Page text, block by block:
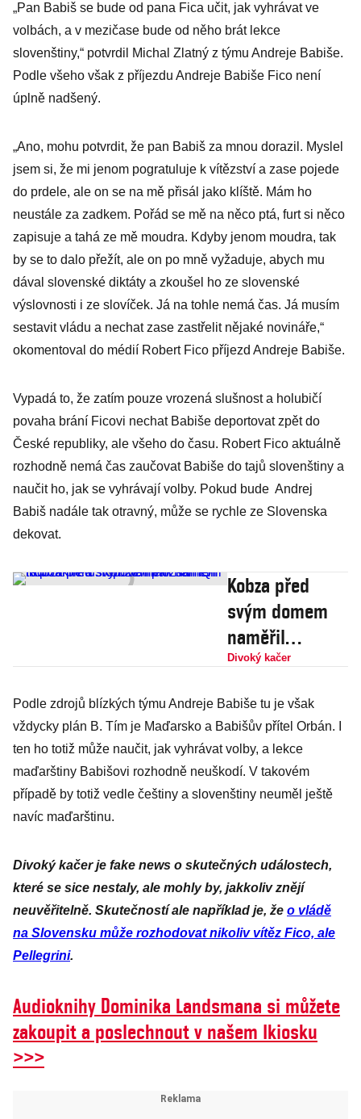
mu řidičák
a změnili jméno
na Ivoš Látal
„Pan Babiš se bude od pana Fica učit, jak vyhrávat ve
volbách, a v mezičase bude od něho brát lekce
slovenštiny,“ potvrdil Michal Zlatný z týmu Andreje Babiše.
Podle všeho však z příjezdu Andreje Babiše Fico není
úplně nadšený.
„Ano, mohu potvrdit, že pan Babiš za mnou dorazil. Myslel
jsem si, že mi jenom pogratuluje k vítězství a zase pojede
do prdele, ale on se na mě přisál jako klíště. Mám ho
neustále za zadkem. Pořád se mě na něco ptá, furt si něco
zapisuje a tahá ze mě moudra. Kdyby jenom moudra, tak
by se to dalo přežít, ale on po mně vyžaduje, abych mu
dával slovenské diktáty a zkoušel ho ze slovenské
výslovnosti i ze slovíček. Já na tohle nemá čas. Já musím
sestavit vládu a nechat zase zastřelit nějaké novináře,“
okomentoval do médií Robert Fico příjezd Andreje Babiše.
Vypadá to, že zatím pouze vrozená slušnost a holubičí
povaha brání Ficovi nechat Babiše deportovat zpět do
České republiky, ale všeho do času. Robert Fico aktuálně
rozhodně nemá čas zaučovat Babiše do tajů slovenštiny a
naučit ho, jak se vyhrávají volby. Pokud bude Andrej
Babiš nadále tak otravný, může se rychle ze Slovenska
dekovat.
Kobza před
svým domem
naměřil
radioaktivitu.
naměřili tři
promile a
stopové
množství IQ
Divoký kačer
Podle zdrojů blízkých týmu Andreje Babiše tu je však
vždycky plán B. Tím je Maďarsko a Babišův přítel Orbán. I
ten ho totiž může naučit, jak vyhrávat volby, a lekce
maďarštiny Babišovi rozhodně neuškodí. V takovém
případě by totiž vedle češtiny a slovenštiny neuměl ještě
navíc maďarštinu.
Divoký kačer je fake news o skutečných událostech,
které se sice nestaly, ale mohly by, jakkoliv znějí
neuvěřitelně. Skutečností ale například je, že o vládě
na Slovensku může rozhodovat nikoliv vítěz Fico, ale
Pellegrini.
Audioknihy Dominika Landsmana si můžete
zakoupit a poslechnout v našem Ikiosku
>>>